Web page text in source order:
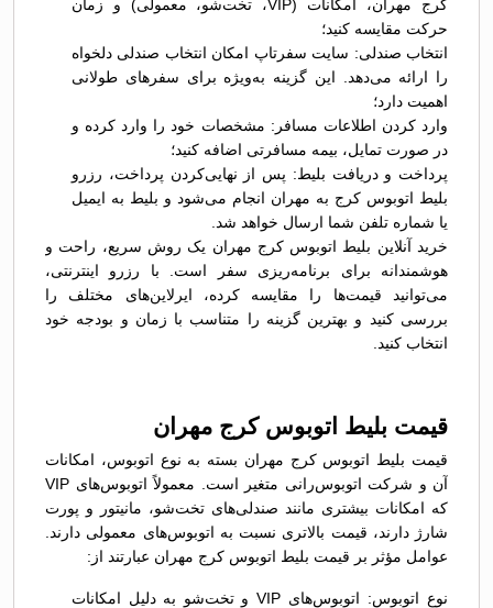
کرج مهران، امکانات (VIP، تخت‌شو، معمولی) و زمان
حرکت مقایسه کنید؛
انتخاب صندلی: سایت سفرتاپ امکان انتخاب صندلی دلخواه
را ارائه می‌دهد. این گزینه به‌ویژه برای سفرهای طولانی
اهمیت دارد؛
وارد کردن اطلاعات مسافر: مشخصات خود را وارد کرده و
در صورت تمایل، بیمه مسافرتی اضافه کنید؛
پرداخت و دریافت بلیط: پس از نهایی‌کردن پرداخت، رزرو
بلیط اتوبوس کرج به مهران انجام می‌شود و بلیط به ایمیل
یا شماره تلفن شما ارسال خواهد شد.
خرید آنلاین بلیط اتوبوس کرج مهران یک روش سریع، راحت و
هوشمندانه برای برنامه‌ریزی سفر است. با رزرو اینترنتی،
می‌توانید قیمت‌ها را مقایسه کرده، ایرلاین‌های مختلف را
بررسی کنید و بهترین گزینه را متناسب با زمان و بودجه خود
انتخاب کنید.
قیمت بلیط اتوبوس کرج مهران
قیمت بلیط اتوبوس کرج مهران بسته به نوع اتوبوس، امکانات
آن و شرکت اتوبوس‌رانی متغیر است. معمولاً اتوبوس‌های VIP
که امکانات بیشتری مانند صندلی‌های تخت‌شو، مانیتور و پورت
شارژ دارند، قیمت بالاتری نسبت به اتوبوس‌های معمولی دارند.
عوامل مؤثر بر قیمت بلیط اتوبوس کرج مهران عبارتند از:
نوع اتوبوس: اتوبوس‌های VIP و تخت‌شو به دلیل امکانات